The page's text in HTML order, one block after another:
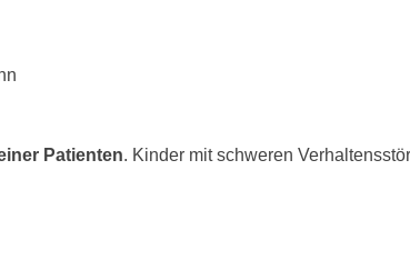
Patienten. Kinder mit schweren